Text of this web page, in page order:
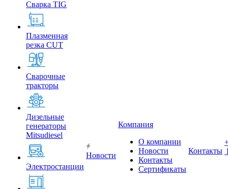
Сварка TIG
Плазменная
резка CUT
Сварочные
тракторы
Дизельные
генераторы
Mitsudiesel
Электростанции
Новости
Компания
О компании
Новости
Контакты
Сертификаты
Контакты